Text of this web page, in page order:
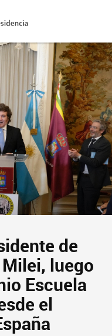
de
luego
Escuela
el